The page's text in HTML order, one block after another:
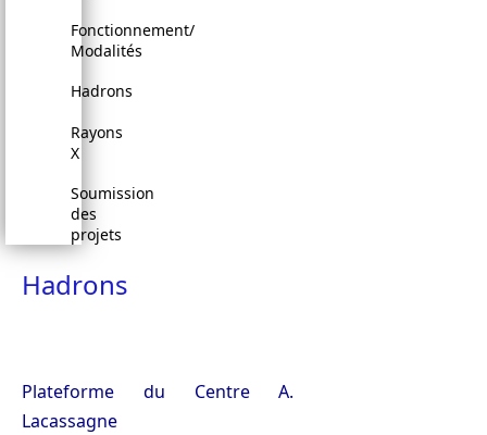
Fonctionnement/
Modalités
Hadrons
Rayons
X
Soumission
des
projets
Hadrons
Plateforme du Centre A.
Lacassagne